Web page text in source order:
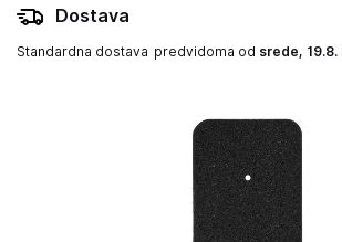
Dostava
Standardna dostava predvidoma od srede, 19.8.